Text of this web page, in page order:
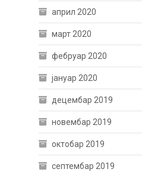
април 2020
март 2020
фебруар 2020
јануар 2020
децембар 2019
новембар 2019
октобар 2019
септембар 2019